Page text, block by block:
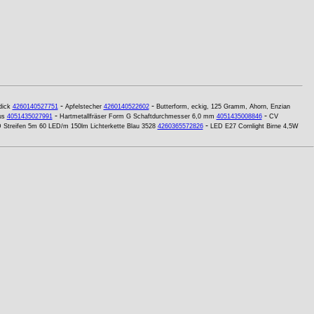
4260140527751- Apfelstecher 4260140522602- Butterform, eckig, 125 Gramm, Ahorn, Enzian
4051435027991- Hartmetallfräser Form G Schaftdurchmesser 6,0 mm 4051435008846- CV
Streifen 5m 60 LED/m 150lm Lichterkette Blau 3528 4260365572826- LED E27 Cornlight Birne 4,5W